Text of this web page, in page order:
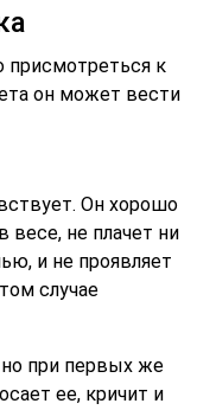
к
он может вести
Он хорошо
весе, не плачет ни
и не проявляет
случае
при первых же
ее, кричит и